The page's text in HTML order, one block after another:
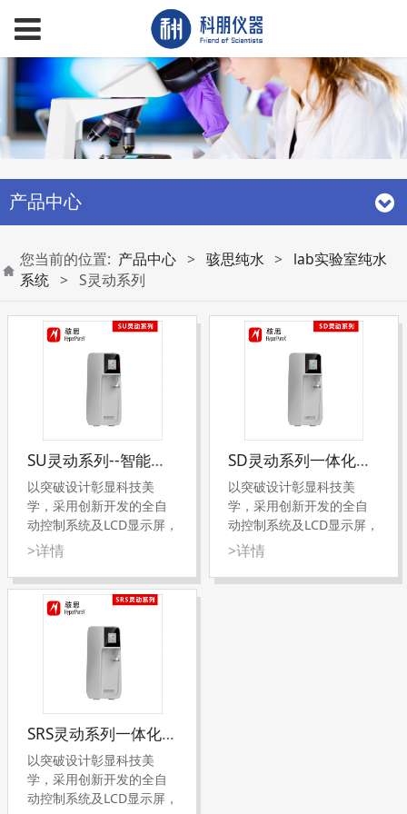
产品中心
您当前的位置: 产品中心 > 骇思纯水 >
lab实验室纯水
系统 > S灵动系列
SU灵动系列--智能型一体化纯水系统
以突破设计彰显科技美
学，采用创新开发的全自
动控制系统及LCD显示屏，
内嵌新型专利技术结构的
纯化柱，集成专业稳定的
高脱盐率RO系统和大容量
的DI离子交换纯化单元，
更具经济性和性价比，是
实验室用水的经济选择。
小时，可生产超纯水
(18.2MΩ.cm)、高纯水
(>17.5MΩ.cm)或RO纯水
(<5μs/cm)[1]，纯水质量
完全达到或超过ASTM
D1193-06、GB/T
>详情
SD灵动系列一体化纯水系统
以突破设计彰显科技美
学，采用创新开发的全自
动控制系统及LCD显示屏，
内嵌新型专利技术结构的
纯化柱，集成专业稳定的
高脱盐率RO系统和大容量
>详情
SRS灵动系列一体化纯水系统
以突破设计彰显科技美
学，采用创新开发的全自
动控制系统及LCD显示屏，